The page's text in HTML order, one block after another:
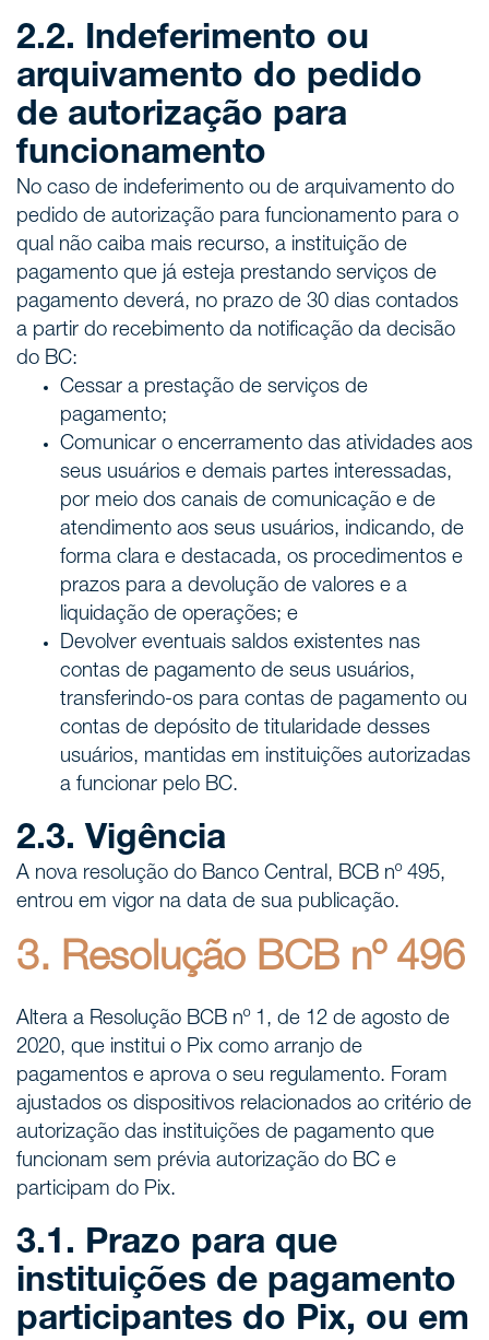
2.2. Indeferimento ou
arquivamento do pedido
de autorização para
funcionamento
No caso de indeferimento ou de arquivamento do
pedido de autorização para funcionamento para o
qual não caiba mais recurso, a instituição de
pagamento que já esteja prestando serviços de
pagamento deverá, no prazo de 30 dias contados
a partir do recebimento da notificação da decisão
do BC:
Cessar a prestação de serviços de
pagamento;
Comunicar o encerramento das atividades aos
seus usuários e demais partes interessadas,
por meio dos canais de comunicação e de
atendimento aos seus usuários, indicando, de
forma clara e destacada, os procedimentos e
prazos para a devolução de valores e a
liquidação de operações; e
Devolver eventuais saldos existentes nas
contas de pagamento de seus usuários,
transferindo-os para contas de pagamento ou
contas de depósito de titularidade desses
usuários, mantidas em instituições autorizadas
a funcionar pelo BC.
2.3. Vigência
A nova resolução do Banco Central, BCB nº 495,
entrou em vigor na data de sua publicação.
3. Resolução BCB nº 496
Altera a Resolução BCB nº 1, de 12 de agosto de
2020, que institui o Pix como arranjo de
pagamentos e aprova o seu regulamento. Foram
ajustados os dispositivos relacionados ao critério de
autorização das instituições de pagamento que
funcionam sem prévia autorização do BC e
participam do Pix.
3.1. Prazo para que
instituições de pagamento
participantes do Pix, ou em